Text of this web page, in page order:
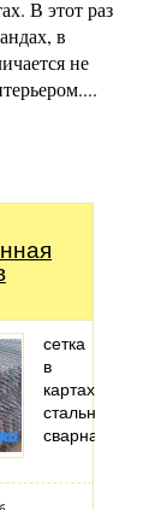
В этот раз
в
не
сетка
в
картах
стальная
сварная